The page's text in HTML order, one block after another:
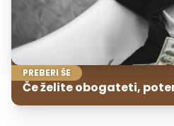
PREBERI ŠE
Če želite obogateti,